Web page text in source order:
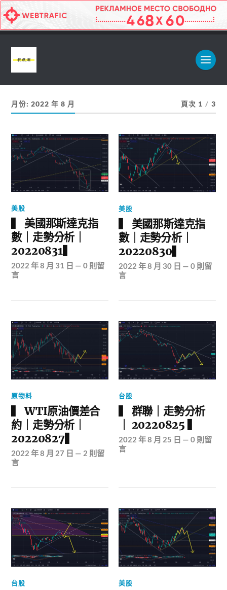
月份:2022 年 8 月 頁次 1 / 3
美股
▍ 美國那斯達克指
數｜走勢分析｜
20220831▍
2022 年 8 月 31 日 —0 則留
言
美股
▍ 美國那斯達克指
數｜走勢分析｜
20220830▍
2022 年 8 月 30 日 —0 則留
言
原物料
▍ WTI原油價差合
約｜走勢分析｜
20220827▍
2022 年 8 月 27 日 — 2 則留
言
台股
▍ 群聯｜走勢分析
｜ 20220825 ▍
2022 年 8 月 25 日 —0 則留
言
台股 美股